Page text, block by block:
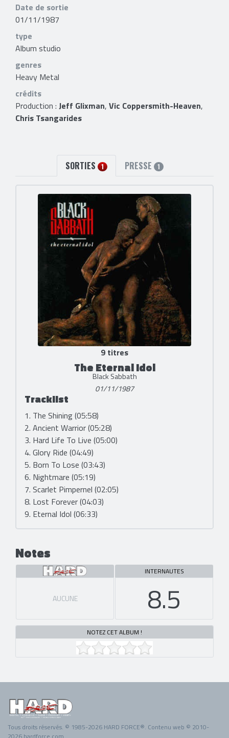
Date de sortie
01/11/1987
type
Album studio
genres
Heavy Metal
crédits
Production : Jeff Glixman, Vic Coppersmith-Heaven,
Chris Tsangarides
SORTIES 1 PRESSE 1
9 titres
The Eternal Idol
Black Sabbath
01/11/1987
Tracklist
1. The Shining (05:58)
2. Ancient Warrior (05:28)
3. Hard Life To Live (05:00)
4. Glory Ride (04:49)
5. Born To Lose (03:43)
6. Nightmare (05:19)
7. Scarlet Pimpernel (02:05)
8. Lost Forever (04:03)
9. Eternal Idol (06:33)
Notes
AUCUNE
INTERNAUTES
8.5
NOTEZ CET ALBUM !
Tous droits réservés. © 1985-2026 HARD FORCE®. Contenu web © 2010-